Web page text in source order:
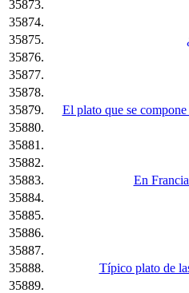
35873.
35874.
35875.
35876.
35877.
35878.
35879.
El plato que se
35880.
35881.
35882.
35883.
En
35884.
35885.
35886.
35887.
35888.
Típico plato de
35889.